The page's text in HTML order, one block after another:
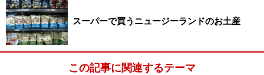
スーパーで買うニュージーランドのお土産
この記事に関連するテーマ